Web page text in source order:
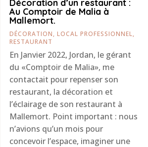
Décoration d’un restaurant :
Au Comptoir de Malia à
Mallemort.
DÉCORATION, LOCAL PROFESSIONNEL,
RESTAURANT
En Janvier 2022, Jordan, le gérant
du «Comptoir de Malia», me
contactait pour repenser son
restaurant, la décoration et
l’éclairage de son restaurant à
Mallemort. Point important : nous
n’avions qu’un mois pour
concevoir l’espace, imaginer une